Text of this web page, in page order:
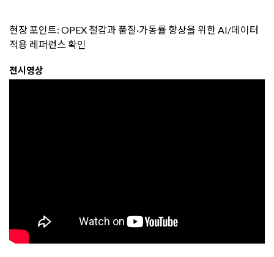
현장 포인트: OPEX 절감과 품질·가동률 향상을 위한 AI/데이터
적용 레퍼런스 확인
전시영상